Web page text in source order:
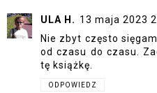
ULA H. 13 maja 2023
Nie zbyt często
od czasu do czasu.
tę książkę.
ODPOWIEDZ